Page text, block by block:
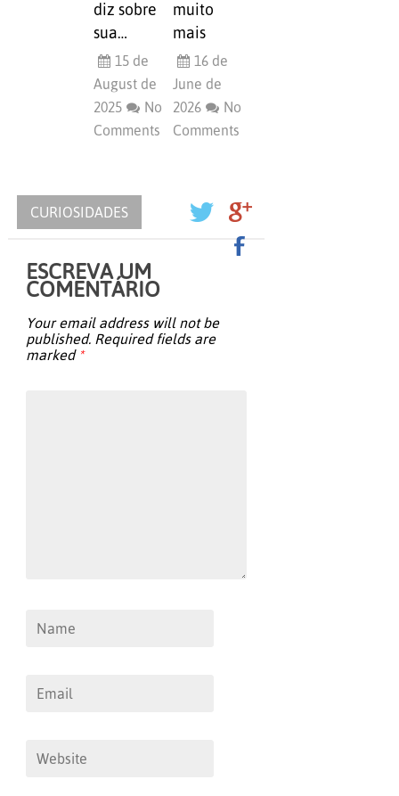
diz sobre
sua…
15 de
August de
2025
No
Comments
muito
mais
16 de
June de
2026
No
Comments
CURIOSIDADES
ESCREVA UM
COMENTÁRIO
Your email address will not be
published. Required fields are
marked *